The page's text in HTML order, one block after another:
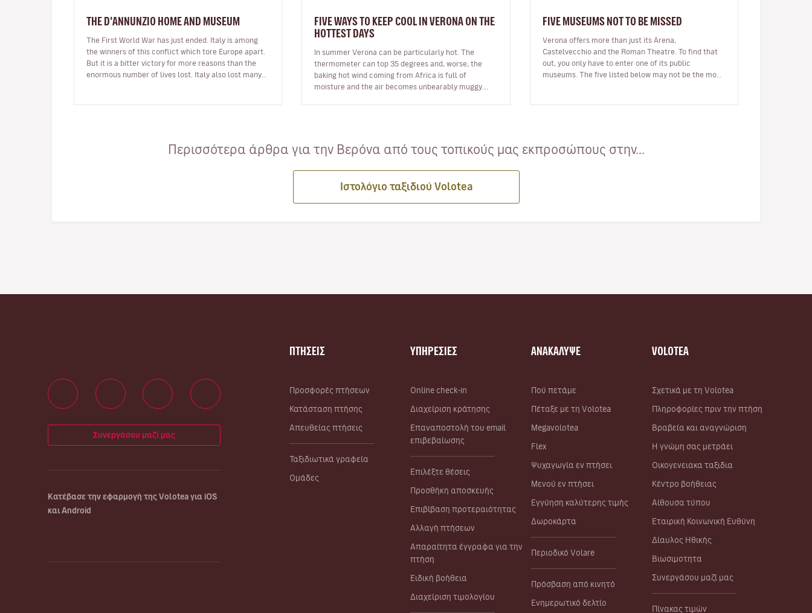
THE D'ANNUNZIO HOME AND MUSEUM
The First World War has just ended. Italy is among
the winners of this conflict which tore Europe apart.
But it is a bitter victory for more reasons than the
enormous number of lives lost. Italy also lost many
FIVE WAYS TO KEEP COOL IN VERONA ON THE
HOTTEST DAYS
In summer Verona can be particularly hot. The
thermometer can top 35 degrees and, worse, the
baking hot wind coming from Africa is full of
moisture and the air becomes unbearably muggy.
FIVE MUSEUMS NOT TO BE MISSED
Verona offers more than just its Arena,
Castelvecchio and the Roman Theatre. To find that
out, you only have to enter one of its public
museums. The five listed below may not be the most
Περισσότερα άρθρα για την Βερόνα από τους τοπικούς μας εκπροσώπους στην...
Ιστολόγιο ταξιδιού Volotea
ΠΤΗΣΕΙΣ
Προσφορές πτήσεων
Κατάσταση πτήσης
Απευθείας πτήσεις
Ταξιδιωτικά γραφεία
Ομάδες
ΥΠΗΡΕΣΙΕΣ
Online check-in
Διαχείριση κράτησης
Επαναποστολή του email
επιβεβαίωσης
Επιλέξτε θέσεις
Προσθήκη αποσκευής
Επιβίβαση προτεραιότητας
Αλλαγή πτήσεων
Απαραίτητα έγγραφα για την
πτήση
Ειδική βοήθεια
Διαχείριση τιμολογίου
ΑΝΑΚΑΛΥΨΕ
Πού πετάμε
Πέταξε με τη Volotea
Megavolotea
Flex
Ψυχαγωγία εν πτήσει
Μενού εν πτήσει
Εγγύηση καλύτερης τιμής
Δωροκάρτα
Περιοδικό Volare
Πρόσβαση από κινητό
Ενημερωτικό δελτίο
VOLOTEA
Σχετικά με τη Volotea
Πληροφορίες πριν την πτήση
Βραβεία και αναγνώριση
Η γνώμη σας μετράει
Οικογενειακα ταξιδια
Κέντρο βοήθειας
Αίθουσα τύπου
Εταιρική Κοινωνική Ευθύνη
Δίαυλος Ηθικής
Βιωσιμοτητα
Συνεργάσου μαζί μας
Πίνακας τιμών
Συνεργάσου μαζί μας
Κατέβασε την εφαρμογή της Volotea για iOS
και Android